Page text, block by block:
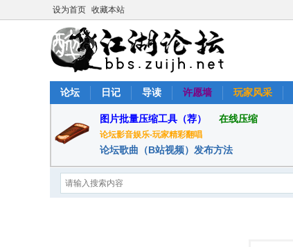
设为首页 收藏本站
论坛 日记 导读 许愿墙 玩家风采
图片批量压缩工具（荐） 在线压缩
论坛影音娱乐-玩家精彩翻唱
论坛歌曲（B站视频）发布方法